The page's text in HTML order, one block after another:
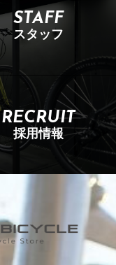
STAFF
スタッフ
RECRUIT
採用情報